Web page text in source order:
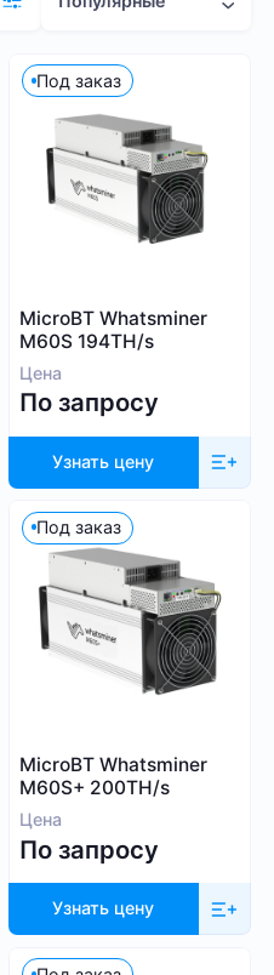
2 081 000
Под заказ
MicroBT Whatsminer
M60S 194TH/s
Цена
По запросу
Узнать цену
Под заказ
MicroBT Whatsminer
M60S+ 200TH/s
Цена
По запросу
Узнать цену